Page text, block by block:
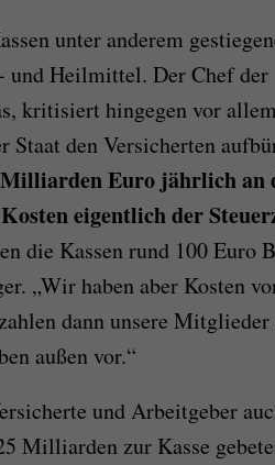
unter anderem
und Heilmittel. Der Chef der
kritisiert hingegen vor allem
Staat den Versicherten
Euro jährlich an
eigentlich der
die Kassen rund 100 Euro
„Wir haben aber Kosten
dann unsere Mitglieder
außen vor.“
und Arbeitgeber
Milliarden zur Kasse